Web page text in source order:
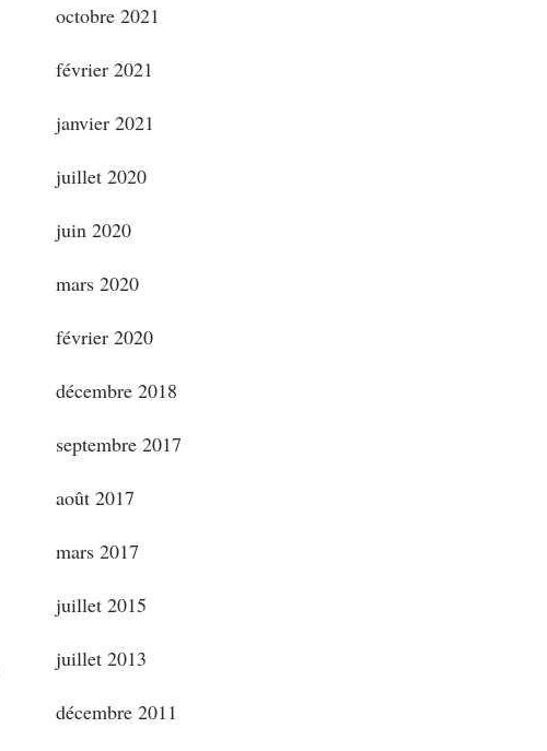
octobre 2021
février 2021
janvier 2021
juillet 2020
juin 2020
mars 2020
février 2020
décembre 2018
septembre 2017
août 2017
mars 2017
juillet 2015
juillet 2013
décembre 2011